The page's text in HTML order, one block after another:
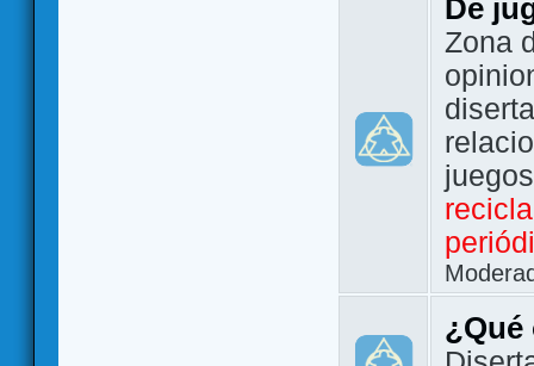
De
Zona
¿Qué